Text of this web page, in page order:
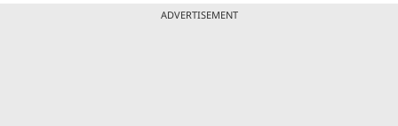
ADVERTISEMENT